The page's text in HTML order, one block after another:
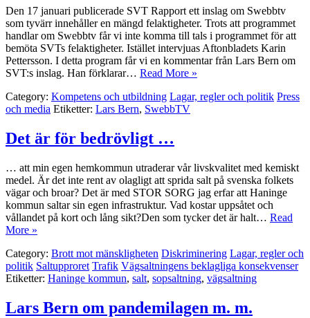
Den 17 januari publicerade SVT Rapport ett inslag om Swebbtv
som tyvärr innehåller en mängd felaktigheter. Trots att programmet
handlar om Swebbtv får vi inte komma till tals i programmet för att
bemöta SVTs felaktigheter. Istället intervjuas Aftonbladets Karin
Pettersson. I detta program får vi en kommentar från Lars Bern om
SVT:s inslag. Han förklarar… Read More »
Category: Kompetens och utbildning Lagar, regler och politik Press
och media Etiketter: Lars Bern, SwebbTV
Det är för bedrövligt …
… att min egen hemkommun utraderar vår livskvalitet med kemiskt
medel. Är det inte rent av olagligt att sprida salt på svenska folkets
vägar och broar? Det är med STOR SORG jag erfar att Haninge
kommun saltar sin egen infrastruktur. Vad kostar uppsåtet och
vållandet på kort och lång sikt?Den som tycker det är halt… Read
More »
Category: Brott mot mänskligheten Diskriminering Lagar, regler och
politik Saltupproret Trafik Vägsaltningens beklagliga konsekvenser
Etiketter: Haninge kommun, salt, sopsaltning, vägsaltning
Lars Bern om pandemilagen m. m.